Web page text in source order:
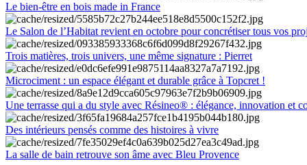
Le bien-être en bois made in France
Le Salon de l’Habitat revient en octobre pour concrétiser tous vos
Trois matières, trois univers, une même signature : Pierret
Microciment : un espace élégant et durable grâce à Topcret !
Une terrasse qui a du style avec Résineo® : élégance, innovation et
Des intérieurs pensés comme des histoires à vivre
La salle de bain retrouve son âme avec Bleu Provence